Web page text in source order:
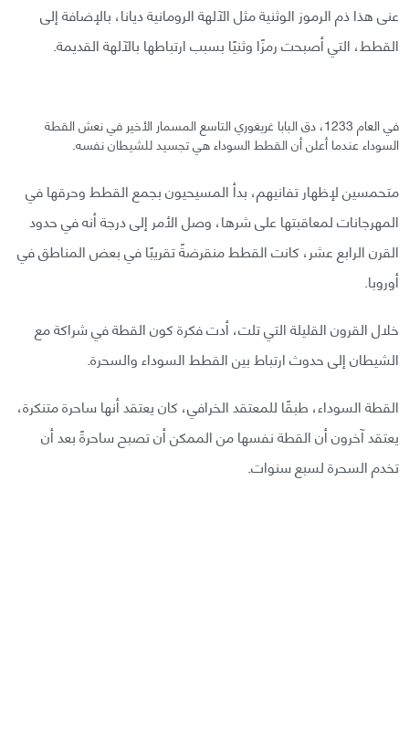
عنى هذا ذم الرموز الوثنية مثل الآلهة الرومانية ديانا، بالإضافة إلى
القطط، التي أصبحت رمزًا وثنيًا بسبب ارتباطها بالآلهة القديمة.
في العام 1233، دق البابا غريغوري التاسع المسمار الأخير في نعش القطة
السوداء عندما أعلن أن القطط السوداء هي تجسيد للشيطان نفسه.
متحمسين لإظهار تفانيهم، بدأ المسيحيون بجمع القطط وحرقها في
المهرجانات لمعاقبتها على شرها، وصل الأمر إلى درجة أنه في حدود
القرن الرابع عشر، كانت القطط منقرضةً تقريبًا في بعض المناطق في
أوروبا.
خلال القرون القليلة التي تلت، أدت فكرة كون القطة في شراكة مع
الشيطان إلى حدوث ارتباط بين القطط السوداء والسحرة.
القطة السوداء، طبقًا للمعتقد الخرافي، كان يعتقد أنها ساحرة متنكرة،
يعتقد آخرون أن القطة نفسها من الممكن أن تصبح ساحرةً بعد أن
تخدم السحرة لسبع سنوات.